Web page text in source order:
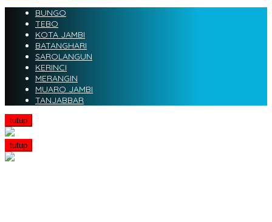
BUNGO
TEBO
KOTA JAMBI
BATANGHARI
SAROLANGUN
KERINCI
MERANGIN
MUARO JAMBI
TANJABBAR
tutup
tutup